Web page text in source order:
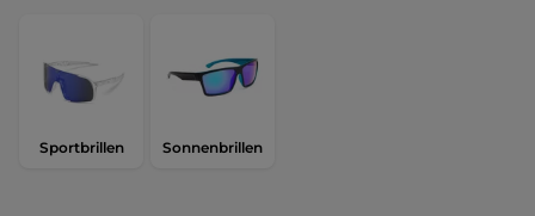
Sportbrillen Sonnenbrillen